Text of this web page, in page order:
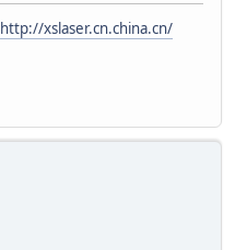
http://xslaser.cn.china.cn/